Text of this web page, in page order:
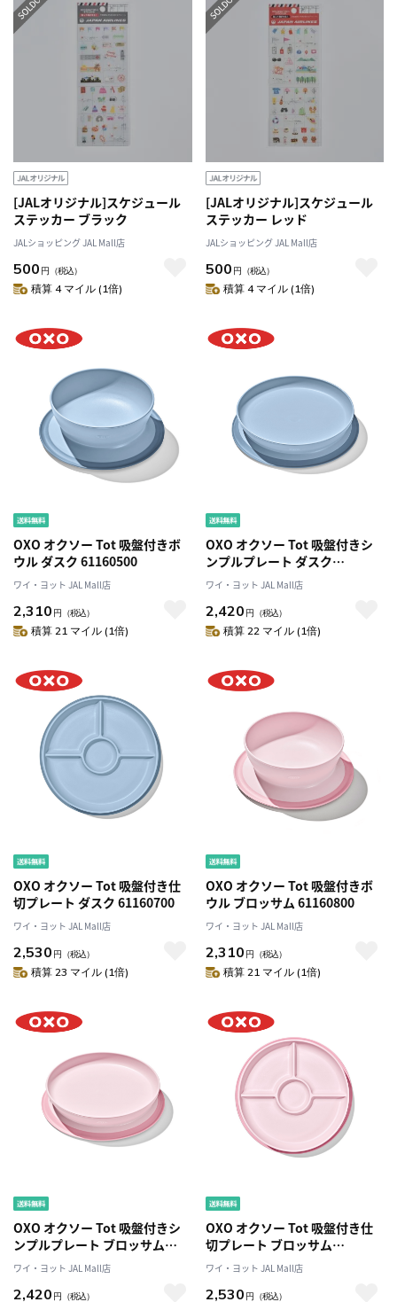
[JALオリジナル]スケジュール
ステッカー ブラック
JALショッピング JAL Mall店
500 円 （税込）
積算 4 マイル (1倍)
[JALオリジナル]スケジュール
ステッカー レッド
JALショッピング JAL Mall店
500 円 （税込）
積算 4 マイル (1倍)
OXO オクソー Tot 吸盤付きボ
ウル ダスク 61160500
ワイ・ヨット JAL Mall店
2,310 円 （税込）
積算 21 マイル (1倍)
OXO オクソー Tot 吸盤付きシ
ンプルプレート ダスク
61160600
ワイ・ヨット JAL Mall店
2,420 円 （税込）
積算 22 マイル (1倍)
OXO オクソー Tot 吸盤付き仕
切プレート ダスク 61160700
ワイ・ヨット JAL Mall店
2,530 円 （税込）
積算 23 マイル (1倍)
OXO オクソー Tot 吸盤付きボ
ウル ブロッサム 61160800
ワイ・ヨット JAL Mall店
2,310 円 （税込）
積算 21 マイル (1倍)
OXO オクソー Tot 吸盤付きシ
ンプルプレート ブロッサム
61160900
ワイ・ヨット JAL Mall店
2,420 円 （税込）
OXO オクソー Tot 吸盤付き仕
切プレート ブロッサム
61161000
ワイ・ヨット JAL Mall店
2,530 円 （税込）